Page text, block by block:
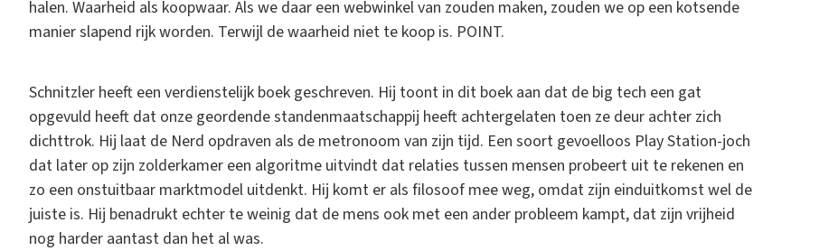
halen. Waarheid als koopwaar. Als we daar een webwinkel van zouden maken, zouden we op een kotsende
manier slapend rijk worden. Terwijl de waarheid niet te koop is. POINT.
Schnitzler heeft een verdienstelijk boek geschreven. Hij toont in dit boek aan dat de big tech een gat
opgevuld heeft dat onze geordende standenmaatschappij heeft achtergelaten toen ze deur achter zich
dichttrok. Hij laat de Nerd opdraven als de metronoom van zijn tijd. Een soort gevoelloos Play Station-joch
dat later op zijn zolderkamer een algoritme uitvindt dat relaties tussen mensen probeert uit te rekenen en
zo een onstuitbaar marktmodel uitdenkt. Hij komt er als filosoof mee weg, omdat zijn einduitkomst wel de
juiste is. Hij benadrukt echter te weinig dat de mens ook met een ander probleem kampt, dat zijn vrijheid
nog harder aantast dan het al was.